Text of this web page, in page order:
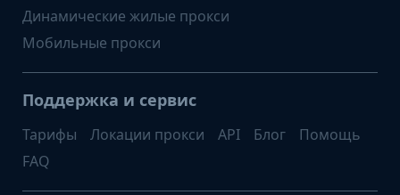
Динамические жилые прокси
Мобильные прокси
Поддержка и сервис
Тарифы Локации прокси API Блог
Помощь
FAQ